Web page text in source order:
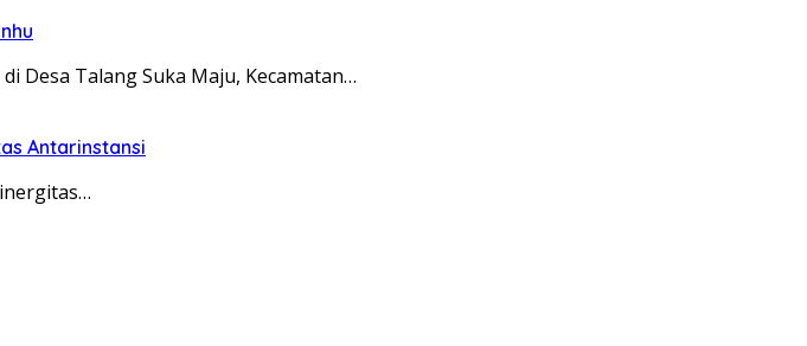
Desa Talang Suka Maju, Kecamatan…
Antarinstansi